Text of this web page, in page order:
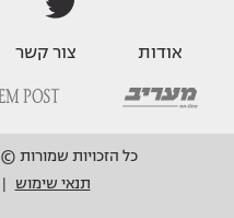
אודות צור קשר
כל הזכויות שמורות © 2014 מעריב און ליין בע"מ.
תנאי שימוש